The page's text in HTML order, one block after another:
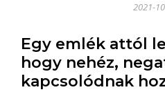
2021-
Egy emlék attól
hogy nehéz,
kapcsolódnak